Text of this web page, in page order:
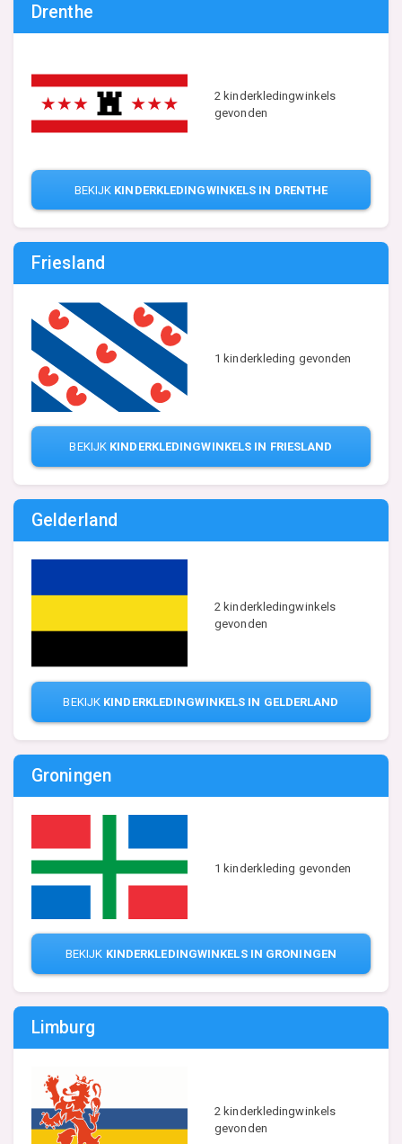
Drenthe
2 kinderkledingwinkels
gevonden
BEKIJK KINDERKLEDINGWINKELS IN DRENTHE
Friesland
1 kinderkleding gevonden
BEKIJK KINDERKLEDINGWINKELS IN FRIESLAND
Gelderland
2 kinderkledingwinkels
gevonden
BEKIJK KINDERKLEDINGWINKELS IN GELDERLAND
Groningen
1 kinderkleding gevonden
BEKIJK KINDERKLEDINGWINKELS IN GRONINGEN
Limburg
2 kinderkledingwinkels
gevonden